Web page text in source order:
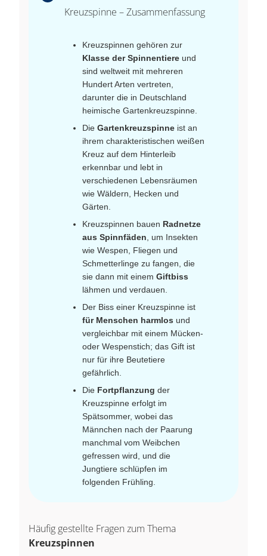
Kreuzspinne – Zusammenfassung
Kreuzspinnen gehören zur
Klasse der Spinnentiere und
sind weltweit mit mehreren
Hundert Arten vertreten,
darunter die in Deutschland
heimische Gartenkreuzspinne.
Die Gartenkreuzspinne ist an
ihrem charakteristischen weißen
Kreuz auf dem Hinterleib
erkennbar und lebt in
verschiedenen Lebensräumen
wie Wäldern, Hecken und
Gärten.
Kreuzspinnen bauen Radnetze
aus Spinnfäden , um Insekten
wie Wespen, Fliegen und
Schmetterlinge zu fangen, die
sie dann mit einem Giftbiss
lähmen und verdauen.
Der Biss einer Kreuzspinne ist
für Menschen harmlos und
vergleichbar mit einem Mücken-
oder Wespenstich; das Gift ist
nur für ihre Beutetiere
gefährlich.
Die Fortpflanzung der
Kreuzspinne erfolgt im
Spätsommer, wobei das
Männchen nach der Paarung
manchmal vom Weibchen
gefressen wird, und die
Jungtiere schlüpfen im
folgenden Frühling.
Häufig gestellte Fragen zum Thema
Kreuzspinnen